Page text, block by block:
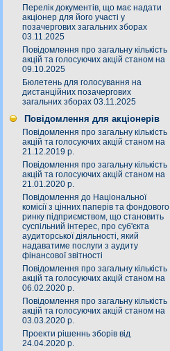
Перелік документів, що має надати
акціонер для його участі у
позачергових загальних зборах
03.11.2025
Повідомлення про загальну кількість
акцій та голосуючих акцій станом на
09.10.2025
Бюлетень для голосування на
дистанційних позачергових
загальних зборах 03.11.2025
Повідомлення для акціонерів
Повідомлення про загальну кількість
акцій та голосуючих акцій станом на
21.12.2019 р.
Повідомлення про загальну кількість
акцій та голосуючих акцій станом на
21.01.2020 р.
Повідомлення до Національної
комісії з цінних паперів та фондового
ринку підприємством, що становить
суспільний інтерес, про суб'єкта
аудиторської діяльності, який
надаватиме послуги з аудиту
фінансової звітності
Повідомлення про загальну кількість
акцій та голосуючих акцій станом на
06.02.2020 р.
Повідомлення про загальну кількість
акцій та голосуючих акцій станом на
03.03.2020 р.
Проекти рішеннь зборів від
24.04.2020 р.